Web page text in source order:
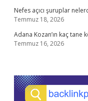
Nefes açıcı şuruplar
Temmuz 18, 2026
Adana Kozan’ın kaç tane
Temmuz 16, 2026